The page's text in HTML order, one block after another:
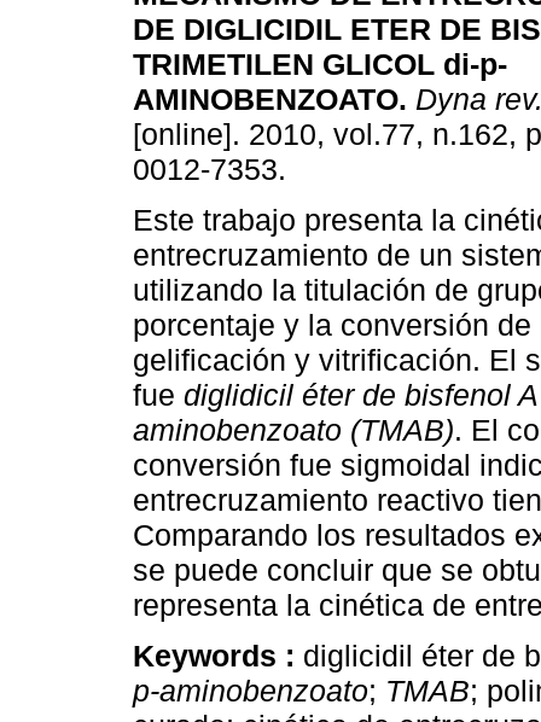
DE DIGLICIDIL ETER DE
TRIMETILEN GLICOL di-p-
AMINOBENZOATO. Dyna
[online]. 2010, vol.77, n.162,
0012-7353.
Este trabajo presenta la
entrecruzamiento de un
utilizando la titulación de
porcentaje y la conversión
gelificación y vitrificación. El
fue diglidicil éter de bisfenol
aminobenzoato (TMAB). El
conversión fue sigmoidal
entrecruzamiento reactivo
Comparando los resultados
se puede concluir que se
representa la cinética de
Keywords : diglicidil éter de
p-aminobenzoato; TMAB;